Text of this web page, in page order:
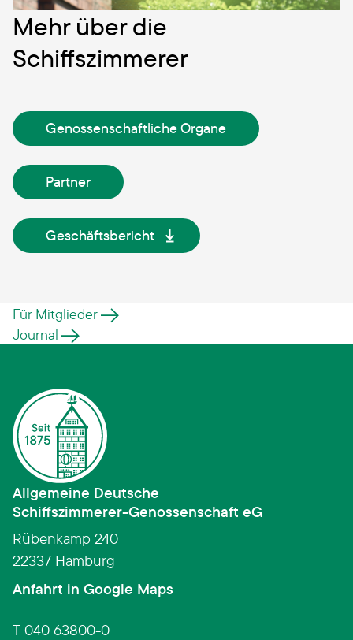
Mehr über die
Schiffszimmerer
Genossenschaftliche Organe
Partner
Geschäftsbericht
Für Mitglieder
Journal
Allgemeine Deutsche
Schiffszimmerer­-­Genossenschaft eG
Rübenkamp 240
22337 Hamburg
Anfahrt in Google Maps
T 040 63800-0